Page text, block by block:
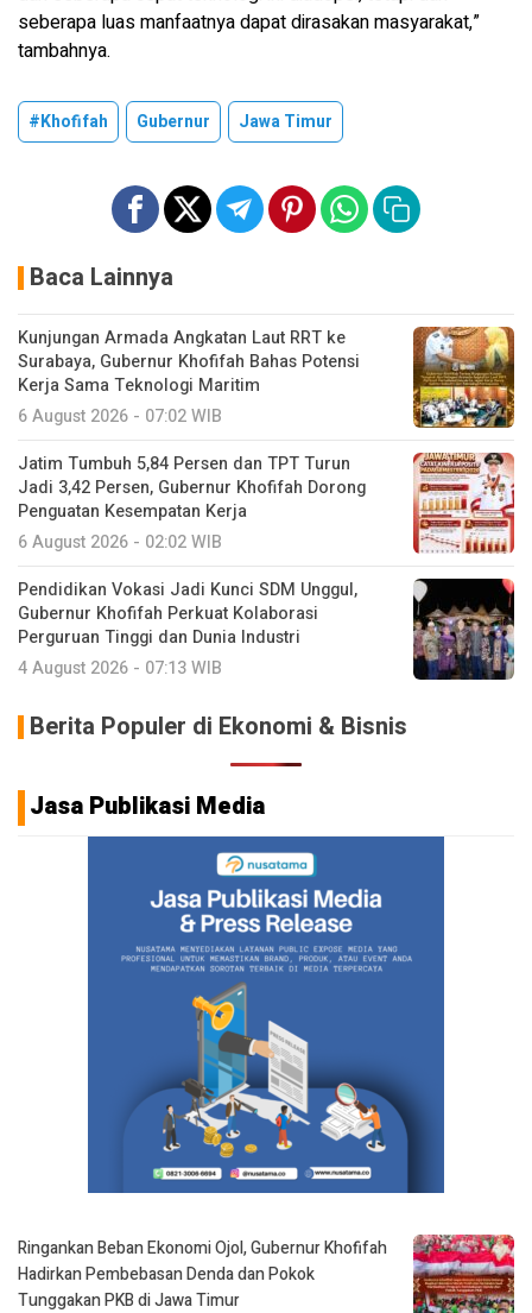
seberapa luas manfaatnya dapat dirasakan masyarakat,”
tambahnya.
#Khofifah Gubernur Jawa Timur
Baca Lainnya
Kunjungan Armada Angkatan Laut RRT ke
Surabaya, Gubernur Khofifah Bahas Potensi
Kerja Sama Teknologi Maritim
6 August 2026 - 07:02 WIB
Jatim Tumbuh 5,84 Persen dan TPT Turun
Jadi 3,42 Persen, Gubernur Khofifah Dorong
Penguatan Kesempatan Kerja
6 August 2026 - 02:02 WIB
Pendidikan Vokasi Jadi Kunci SDM Unggul,
Gubernur Khofifah Perkuat Kolaborasi
Perguruan Tinggi dan Dunia Industri
4 August 2026 - 07:13 WIB
Berita Populer di Ekonomi & Bisnis
Jasa Publikasi Media
Ringankan Beban Ekonomi Ojol, Gubernur Khofifah
Hadirkan Pembebasan Denda dan Pokok
Tunggakan PKB di Jawa Timur